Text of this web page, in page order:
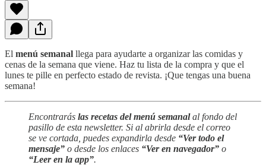
El menú semanal llega para ayudarte a organizar las comidas y
cenas de la semana que viene. Haz tu lista de la compra y que el
lunes te pille en perfecto estado de revista. ¡Que tengas una buena
semana!
Encontrarás las recetas del menú semanalal fondo del
pasillo de esta newsletter. Si al abrirla desde el correo
se ve cortada, puedes expandirla desde “Ver todo el
mensaje” o desde los enlaces “Ver en navegador” o
“Leer en la app”.